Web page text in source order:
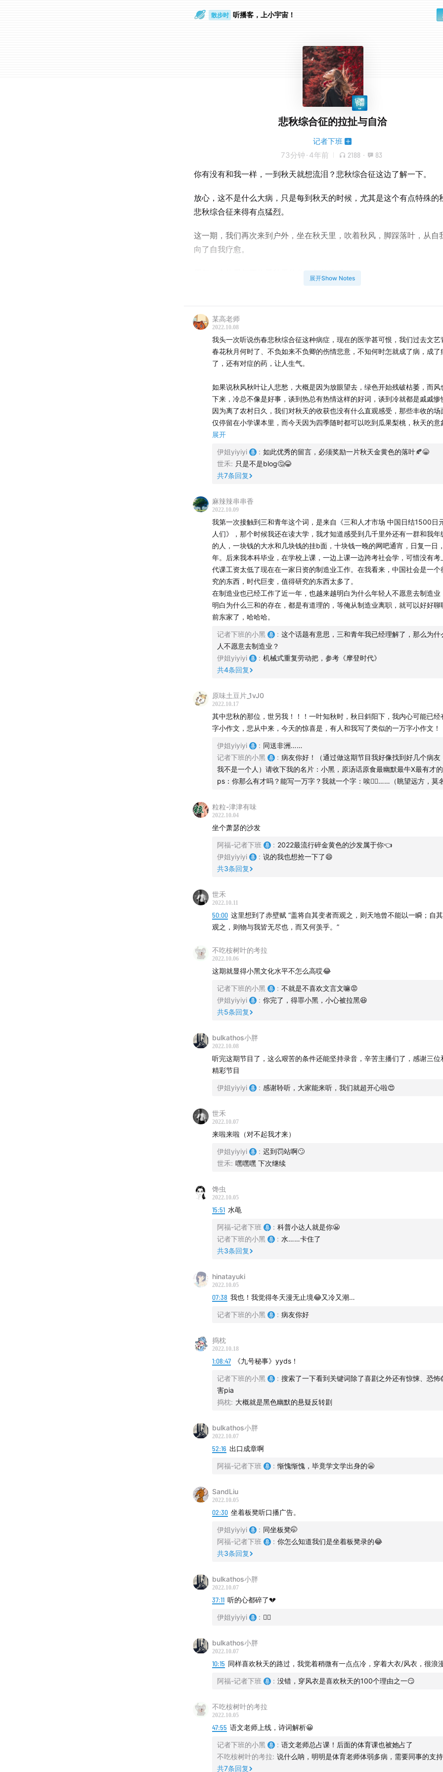
通勤路上 听播客，上小宇宙！
悲秋综合征的拉扯与自洽
记者下班
73分钟 · 4年前 2188 · 83
你有没有和我一样，一到秋天就想流泪？悲秋综合征这边了解一下。
放心，这不是什么大病，只是每到秋天的时候，尤其是这个有点特殊的
悲秋综合征来得有点猛烈。
这一期，我们再次来到户外，坐在秋天里，吹着秋风，脚踩落叶，从自
向了自我疗愈。
愿每一个热爱与不热爱秋天的你，都能快乐。
本期剧透
00:00:00一块小宇宙的广告
00:02:00 请从这里开始与我们一起走进秋天
00:11:33无限循环的疫情加剧悲秋综合征症状
00:20:00媒体人在这个秋天里的焦虑加倍放大
00:25:55以“三和青年”为代表的群体该如何被看到、被听到，我们这些“
的到底还能做些什么
00:41:15秋天的凄美，从走向户外开始
00:46:20在古诗词中与古人畅游秋天（可是为什么越朗诵越丧（阿福笑
00:53:21给每个困在当下的自由灵魂：愿你心装万物，自在独行
00:55:07
01:05:11 来人，把本皇族的秋千拿过来荡一下！
听友特别福利
「一块小宇宙」冻干咖啡块，满 ￥139-40 听友专属优惠券链接
s.tb.cn
或进入一块小宇宙的淘宝店铺，找客服报暗号「津津乐道」领取优惠券
淘宝直通店铺
09嘻我他是为有多着人上得来！
制作团队
主播 / 阿福、伊姐、小黑
后期 / 小黑
监制 / 姝琦
产品统筹 / bobo
关于「原汤话原食」
我们在灾难现场经历过绝望，在体育赛场追过苏炳添孙杨；发现过名人
也见证了普通人的光芒；最大限度感受世界的多元，不断突破认知感叹
杂…有太多的瞬间，希望能和大家分享。
原汤话原食节目由津津乐道播客网络制作播出。
津津乐道播客官网| 公众号：津津乐道播客 |hi@dao.fm |版权声明 |
听友微信群 | 更多节目 | RSS订阅
展开Show Notes
某高老师
2022.10.08
我头一次听说伤春悲秋综合征这种病症，现在的医学甚可恨，我们过去文艺
春花秋月何时了、不负如来不负卿的伤情悲意，不知何时怎就成了病，成了
了，还有对症的药，让人生气。
如果说秋风秋叶让人悲愁，大概是因为放眼望去，绿色开始残破枯萎，而风
下来，冷总不像是好事，谈到热总有热情这样的好词，谈到冷就都是戚戚惨
因为离了农村日久，我们对秋天的收获也没有什么直观感受，那些丰收的场
仅停留在小学课本里，而今天因为四季随时都可以吃到瓜果梨桃，秋天的意
丰收，只剩萧瑟了。
因为疫情要求不能在有屋顶的地方聚会 —— 这仿佛是一种禁止吸烟的条例
姑娘在路边小树林中闲聊，伴随着周围的人声与车声，透过声音想象着乍黄
蒿草，不知道她们是坐在公园的长凳上还是自己带的露营椅 —— 谈着一些丧
秋天也是找工作的季节，今年的工作格外难找，深圳三和虽仍然温暖，却不
的人流，满街只有外卖小哥满脸疲惫、裹紧了衣服，快速的跑进跑出，为了
两单。想起我刚毕业那年，好像什么都无所谓，揣着毕业证和一身换洗的衣
一个纸手提袋，坐火车来了北京。那种不知道路在何方，却满眼都是希望、
就是路的感觉，让我今天回忆起来都会惊叹不已。
那时还有线下的招聘会，在农展馆或北展，我打印了很多份简历 —— 那时
并没有什么内容，只有简单的学习经历还有一份实习工作 —— 就是我之前
个船务代理公司，之外并没有什么内容，记得当时同学中还流行写一页纸，
矜持的很，不会每个柜台都会留简历。
那种招聘会每个企业都有一个小小的柜台，大约三四米宽，上方挂着公司名
太多介绍，如果有知名的企业出现，展台前就会水泄不通，同来的学生们还
容易挂了一个专家号，一定不能浪费机会，要从自己祖宗八辈开始讲起。看
躁，所以我常放下简历就走，全然不知道简历流落到了何方。
这种没有任何信息传递，相当于快递收发点的招聘会上，我竟然也找到了一
这份工作还被冠以「经理」的名号，来忽悠我们这些新毕业的小朋友。这份
班，每日奔波在路上，交通和通讯都是不给报销的，也没有社保 —— 后来我
这些不对劲，而当时觉得这很正常，发了工资就好了，到手一千六百元整，
款。
这份工作我做了半年，每日意气风发，从不知丧为何物，记得有个秋天的下
发去密云，那天烟雨濛濛，就像今天的北京。密云是北京最北的一个区，就
县城，在这里感受不到任何属于首都的氛围，连车站上小巴停下，飘出来的
小镇子，叫「太师屯」。这个小镇几乎只有一条街，我就是来这条街上的一
访问 —— 我也不知道为什么来访问，只道是公司例行拜访，与店主攀谈一阵
经擦黑，而这个地方并没有公交车。
我至今对那一小段经历印象深刻记忆犹新，并不是因为我陷入了窘境 ——
张或沮丧的情绪，没有觉得这是什么窘境。我只想着完成了今天的工作，至
并不是个太严重的问题，一定能解决的。果然我在马路边没有徜徉多久，就
方偏僻得都不认为自己在密云，更不必说北京了 —— 我付了十块钱，到了
的密云，又花了五块钱坐公交车回到住处，大约已经夜里十点多了，雨是没
一切问题都可以解决，一切都会好起来。
那一刻到今天大概过了快二十年，但我仍然感觉庆幸，是年轻让我充满乐观
的存款每日去网吧发简历 —— 招聘会已经很少了，智联招聘和中华英才网
展开
伊姐yiyiyi : 如此优秀的留言，必须奖励一片秋天金黄色的落叶🍂😁
世禾: 只是不是blog🤔😂
共7条回复
麻辣辣串串香
2022.10.09
我第一次接触到三和青年这个词，是来自《三和人才市场 中国日结1500日
人们》，那个时候我还在读大学，我才知道感受到几千里外还有一群和我年
的人，一块钱的大水和几块钱的挂b面，十块钱一晚的网吧通宵，日复一日
年。后来我本科毕业，在学校上课，一边上课一边跨考社会学，可惜没有考
代课工资太低了现在在一家日资的制造业工作。在我看来，中国社会是一个
究的东西，时代巨变，值得研究的东西太多了。
在制造业也已经工作了近一年，也越来越明白为什么年轻人不愿意去制造业
明白为什么三和的存在，都是有道理的，等俺从制造业离职，就可以好好聊
前东家了，哈哈哈。
记者下班的小黑 : 这个话题有意思，三和青年我已经理解了，那么为什
人不愿意去制造业？
伊姐yiyiyi
: 机械式重复劳动把，参考《摩登时代》
共4条回复
原味土豆片_1vJ0
2022.10.17
其中悲秋的那位，世另我！！！一叶知秋时，秋日斜阳下，我内心可能已经
字小作文，悲从中来，今天的惊喜是，有人和我写了类似的一万字小作文！
伊姐yiyiyi : 同送非洲……
记者下班的小黑
: 病友你好！（通过做这期节目我好像找到好几个病友
我不是一个人）请收下我的名片：小黑，原汤话原食最幽默最牛X最有才的
ps：你那么有才吗？能写一万字？我就一个字：唉😮‍💨……（眺望远方，莫
粒粒-津津有味
2022.10.04
坐个萧瑟的沙发
阿福-记者下班 : 2022最流行碎金黄色的沙发属于你👈
伊姐yiyiyi
: 说的我也想抢一下了😄
共3条回复
世禾
2022.10.11
50:00
观之，则物与我皆无尽也，而又何羡乎。”
不吃桉树叶的考拉
2022.10.06
这期就显得小黑文化水平不怎么高哎😂
记者下班的小黑 : 不就是不喜欢文言文嘛😡
伊姐yiyiyi
: 你完了，得罪小黑，小心被拉黑😆
共5条回复
bulkathos小胖
2022.10.08
听完这期节目了，这么艰苦的条件还能坚持录音，辛苦主播们了，感谢三位
精彩节目
伊姐yiyiyi : 感谢聆听，大家能来听，我们就超开心啦😍
世禾
2022.10.07
来啦来啦（对不起我才来）
伊姐yiyiyi : 迟到罚站啊🙄
世禾: 嘿嘿嘿 下次继续
馋虫
2022.10.05
15:51 水黾
阿福-记者下班 : 科普小达人就是你😬
记者下班的小黑
: 水……卡住了
共3条回复
hinatayuki
2022.10.05
07:38 我也！我觉得冬天漫无止境😂又冷又潮…
记者下班的小黑 : 病友你好
捣枕
2022.10.18
1:08:47 《九号秘事》yyds！
记者下班的小黑 : 搜索了一下看到关键词除了喜剧之外还有惊悚、恐怖
害pia
捣枕: 大概就是黑色幽默的悬疑反转剧
bulkathos小胖
2022.10.07
52:16 出口成章啊
阿福-记者下班 : 惭愧惭愧，毕竟学文学出身的😬
SandLiu
2022.10.05
02:30 坐着板凳听口播广告。
伊姐yiyiyi : 同坐板凳🤭
阿福-记者下班
: 你怎么知道我们是坐着板凳录的😂
共3条回复
bulkathos小胖
2022.10.07
37:11 听的心都碎了💔
伊姐yiyiyi : 😮‍💨
bulkathos小胖
2022.10.07
10:15 同样喜欢秋天的路过，我觉着稍微有一点点冷，穿着大衣/风衣，很浪
阿福-记者下班 : 没错，穿风衣是喜欢秋天的100个理由之一😏
不吃桉树叶的考拉
2022.10.05
47:55 语文老师上线，诗词解析😀
记者下班的小黑 : 语文老师总占课！后面的体育课也被她占了
不吃桉树叶的考拉: 说什么呐，明明是体育老师体弱多病，需要同事的支持
共7条回复